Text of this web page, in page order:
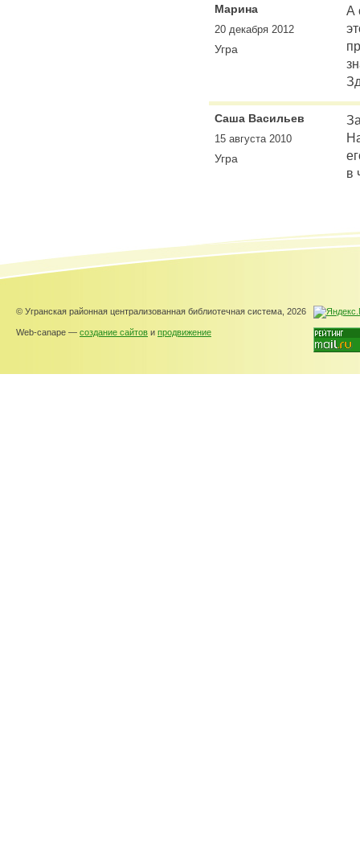
Марина
20 декабря 2012
Угра
А
Саша Васильев
15 августа 2010
Угра
в
© Угранская районная централизованная библиотечная система, 2026
Web-canape — создание сайтов и продвижение